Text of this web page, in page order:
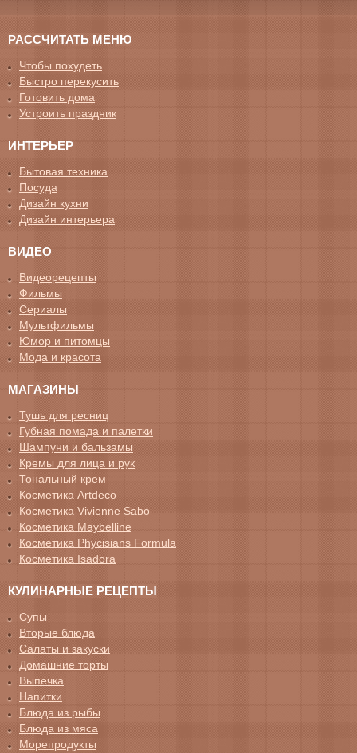
РАССЧИТАТЬ МЕНЮ
Чтобы похудеть
Быстро перекусить
Готовить дома
Устроить праздник
ИНТЕРЬЕР
Бытовая техника
Посуда
Дизайн кухни
Дизайн интерьера
ВИДЕО
Видеорецепты
Фильмы
Сериалы
Мультфильмы
Юмор и питомцы
Мода и красота
МАГАЗИНЫ
Тушь для ресниц
Губная помада и палетки
Шампуни и бальзамы
Кремы для лица и рук
Тональный крем
Косметика Artdeco
Косметика Vivienne Sabo
Косметика Maybelline
Косметика Phycisians Formula
Косметика Isadora
КУЛИНАРНЫЕ РЕЦЕПТЫ
Супы
Вторые блюда
Салаты и закуски
Домашние торты
Выпечка
Напитки
Блюда из рыбы
Блюда из мяса
Морепродукты